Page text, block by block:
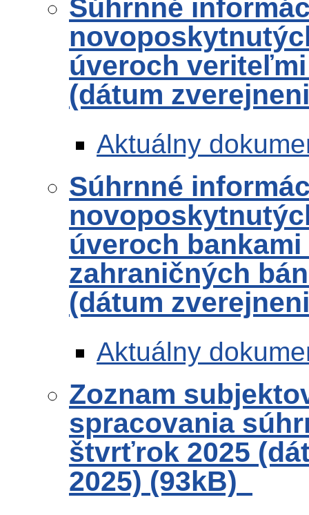
Súhrnné
úveroch
(dátum
Aktuálny
Súhrnné
úveroch
zahraničných
(dátum
Aktuálny
Zoznam
spracovania
štvrťrok 2025
2025) (93kB)